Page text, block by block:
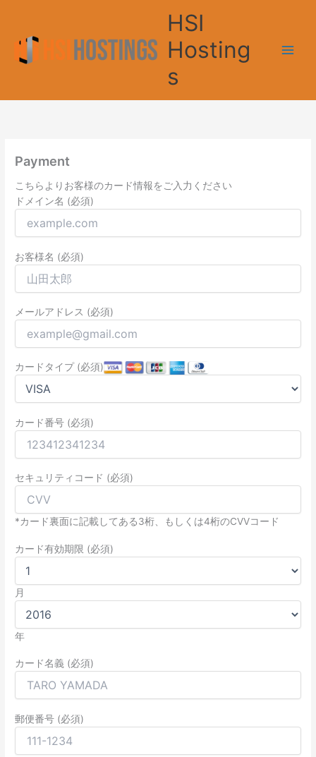
content
HSI
Hosting
s
Payment
こちらよりお客様のカード情報をご入力ください
ドメイン名 (必須)
お客様名 (必須)
メールアドレス (必須)
カードタイプ (必須)
カード番号 (必須)
セキュリティコード (必須)
*カード裏面に記載してある3桁、もしくは4桁のCVVコード
カード有効期限 (必須)
月
年
カード名義 (必須)
郵便番号 (必須)